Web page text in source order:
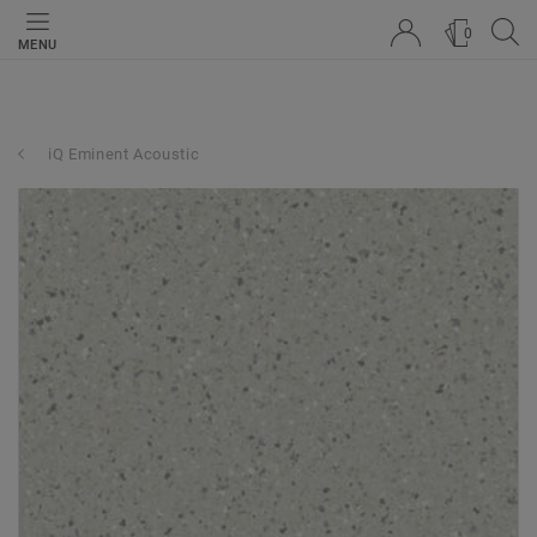
MENU
0
iQ Eminent Acoustic